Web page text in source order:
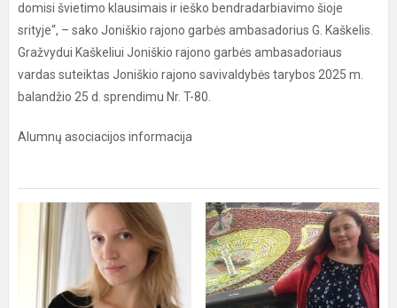
domisi švietimo klausimais ir ieško bendradarbiavimo šioje
srityje“, – sako Joniškio rajono garbės ambasadorius G. Kaškelis.
Gražvydui Kaškeliui Joniškio rajono garbės ambasadoriaus
vardas suteiktas Joniškio rajono savivaldybės tarybos 2025 m.
balandžio 25 d. sprendimu Nr. T-80.
Alumnų asociacijos informacija